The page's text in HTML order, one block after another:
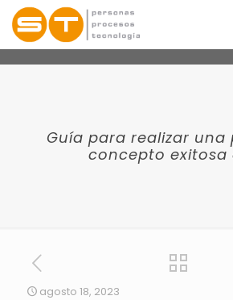
Guía para realizar una
concepto exitosa
agosto 18, 2023